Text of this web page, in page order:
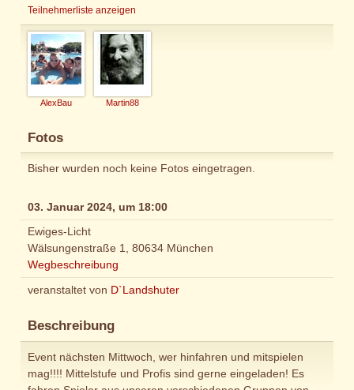
Teilnehmerliste anzeigen
AlexBau Martin88
Fotos
Bisher wurden noch keine Fotos eingetragen.
03. Januar 2024, um 18:00
Ewiges-Licht
Wälsungenstraße 1, 80634 München
Wegbeschreibung
veranstaltet von D`Landshuter
Beschreibung
Event nächsten Mittwoch, wer hinfahren und mitspielen
mag!!!! Mittelstufe und Profis sind gerne eingeladen! Es